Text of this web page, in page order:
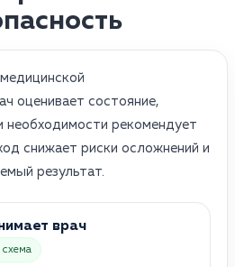
оценивает состояние,
необходимости рекомендует
снижает риски осложнений и
результат.
врач